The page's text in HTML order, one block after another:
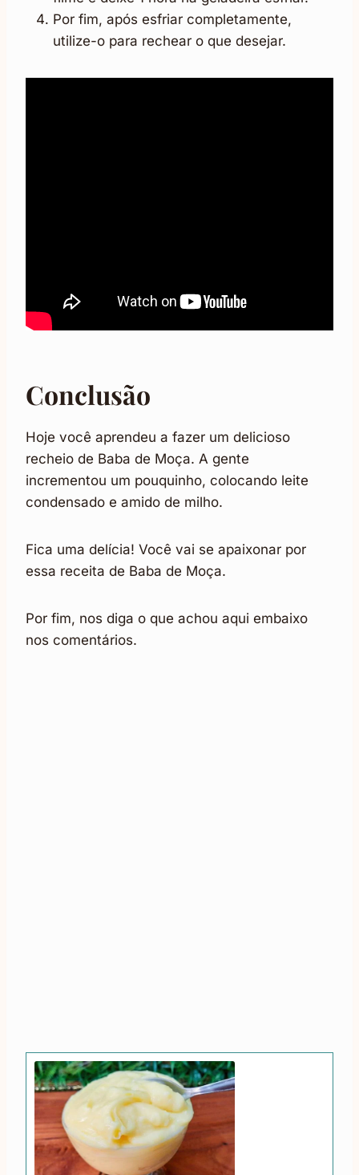
Por fim, após esfriar completamente,
utilize-o para rechear o que desejar.
Conclusão
Hoje você aprendeu a fazer um delicioso
recheio de Baba de Moça. A gente
incrementou um pouquinho, colocando leite
condensado e amido de milho.
Fica uma delícia! Você vai se apaixonar por
essa receita de Baba de Moça.
Por fim, nos diga o que achou aqui embaixo
nos comentários.